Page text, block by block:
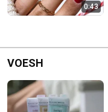
0:43
VOESH